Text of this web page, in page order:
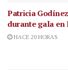
Patricia
durante gala en
HACE 20 HORAS